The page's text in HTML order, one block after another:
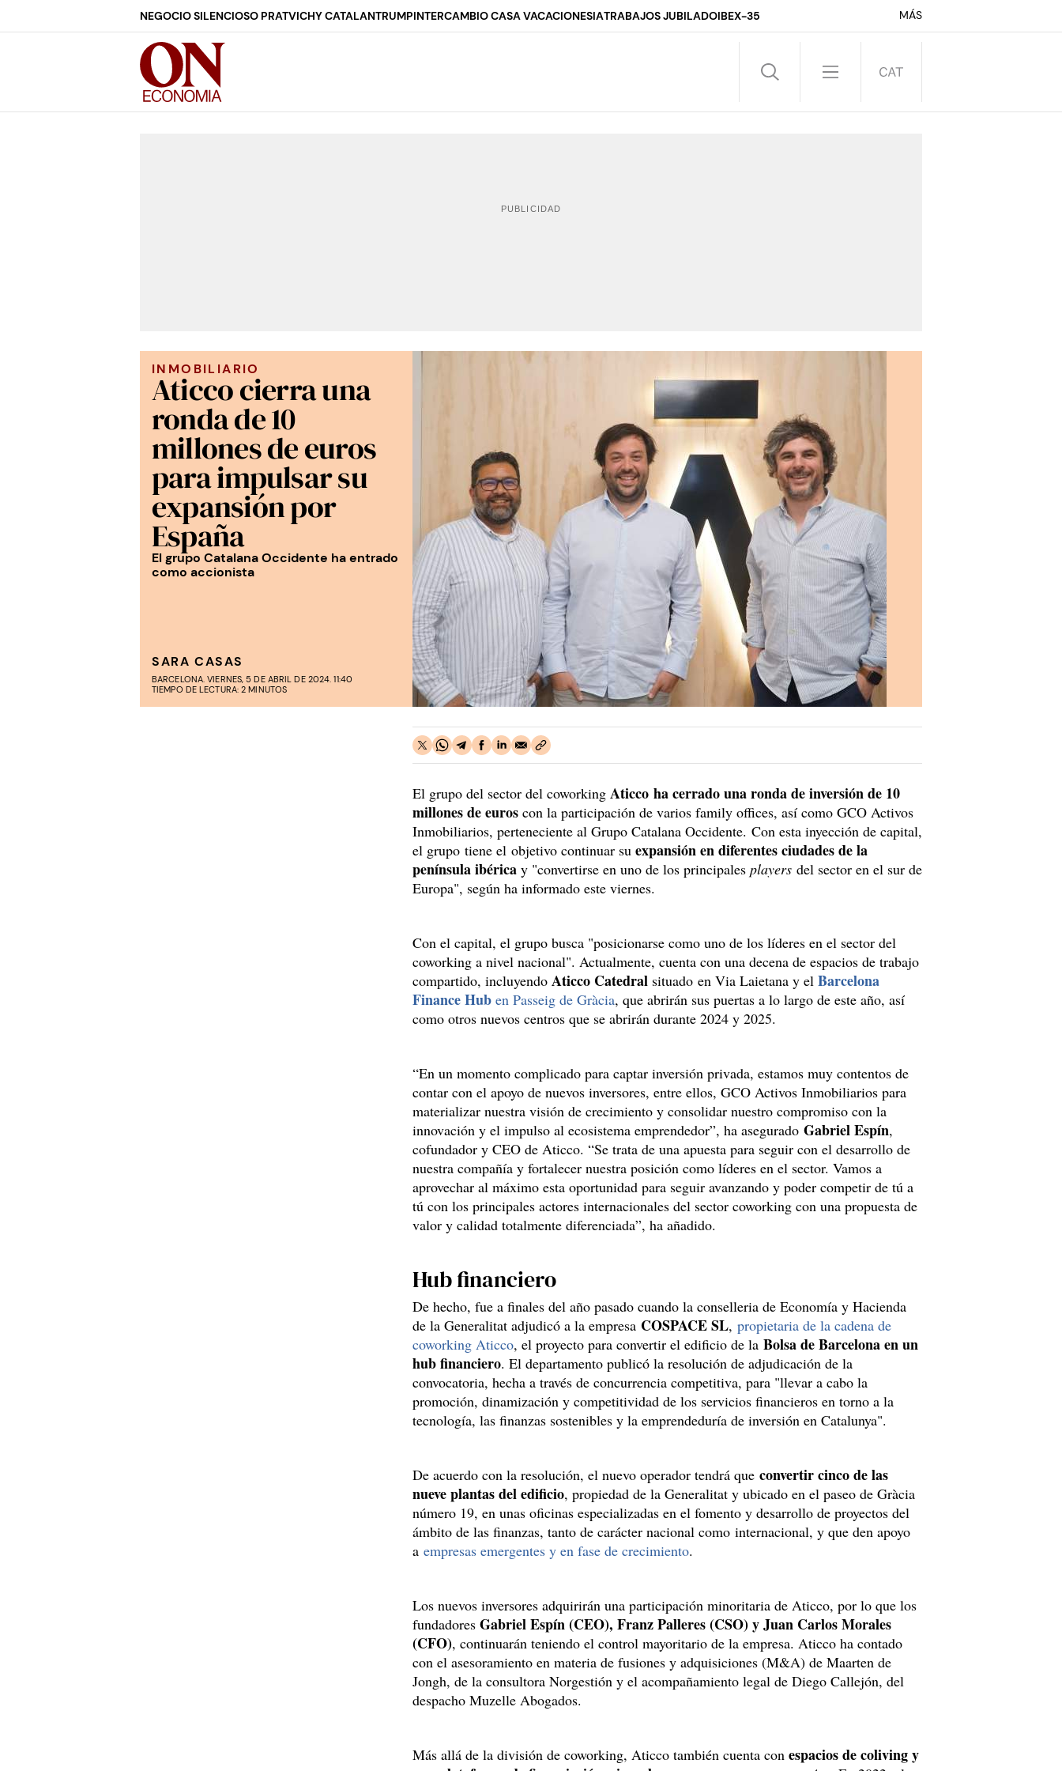
NEGOCIO SILENCIOSO PRATVICHY CATALANTRUMPINTERCAMBIO CASA VACACIONESIATRABAJOS JUBILADOIBEX-35 MÁS
INMOBILIARIO
Aticco cierra una
ronda de 10
millones de euros
para impulsar su
expansión por
España
El grupo Catalana Occidente ha entrado
como accionista
SARA CASAS
BARCELONA. VIERNES, 5 DE ABRIL DE 2024. 11:40
TIEMPO DE LECTURA: 2 MINUTOS
El grupo del sector del coworking Aticco ha cerrado una ronda de inversión de 10
millones de euros con la participación de varios family offices, así como GCO Activos
Inmobiliarios, perteneciente al Grupo Catalana Occidente. Con esta inyección de capital,
el grupo tiene el objetivo continuar su expansión en diferentes ciudades de la
península ibérica y "convertirse en uno de los principales players del sector en el sur de
Europa", según ha informado este viernes.
Con el capital, el grupo busca "posicionarse como uno de los líderes en el sector del
coworking a nivel nacional". Actualmente, cuenta con una decena de espacios de trabajo
compartido, incluyendo Aticco Catedral situado en Via Laietana y el Barcelona
Finance Hub en Passeig de Gràcia, que abrirán sus puertas a lo largo de este año, así
como otros nuevos centros que se abrirán durante 2024 y 2025.
“En un momento complicado para captar inversión privada, estamos muy contentos de
contar con el apoyo de nuevos inversores, entre ellos, GCO Activos Inmobiliarios para
materializar nuestra visión de crecimiento y consolidar nuestro compromiso con la
innovación y el impulso al ecosistema emprendedor”, ha asegurado Gabriel Espín,
cofundador y CEO de Aticco. “Se trata de una apuesta para seguir con el desarrollo de
nuestra compañía y fortalecer nuestra posición como líderes en el sector. Vamos a
aprovechar al máximo esta oportunidad para seguir avanzando y poder competir de tú a
tú con los principales actores internacionales del sector coworking con una propuesta de
valor y calidad totalmente diferenciada”, ha añadido.
Hub financiero
De hecho, fue a finales del año pasado cuando la conselleria de Economía y Hacienda
de la Generalitat adjudicó a la empresa COSPACE SL, propietaria de la cadena de
coworking Aticco, el proyecto para convertir el edificio de la Bolsa de Barcelona en un
hub financiero. El departamento publicó la resolución de adjudicación de la
convocatoria, hecha a través de concurrencia competitiva, para "llevar a cabo la
promoción, dinamización y competitividad de los servicios financieros en torno a la
tecnología, las finanzas sostenibles y la emprendeduría de inversión en Catalunya".
De acuerdo con la resolución, el nuevo operador tendrá que convertir cinco de las
nueve plantas del edificio, propiedad de la Generalitat y ubicado en el paseo de Gràcia
número 19, en unas oficinas especializadas en el fomento y desarrollo de proyectos del
ámbito de las finanzas, tanto de carácter nacional como internacional, y que den apoyo
a empresas emergentes y en fase de crecimiento.
Los nuevos inversores adquirirán una participación minoritaria de Aticco, por lo que los
fundadores Gabriel Espín (CEO), Franz Palleres (CSO) y Juan Carlos Morales
(CFO), continuarán teniendo el control mayoritario de la empresa. Aticco ha contado
con el asesoramiento en materia de fusiones y adquisiciones (M&A) de Maarten de
Jongh, de la consultora Norgestión y el acompañamiento legal de Diego Callejón, del
despacho Muzelle Abogados.
Más allá de la división de coworking, Aticco también cuenta con espacios de coliving y